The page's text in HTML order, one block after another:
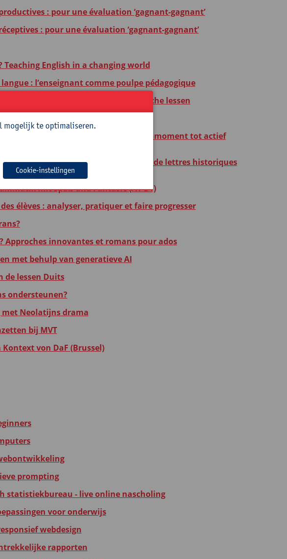
: pour une évaluation ‘gagnant-gagnant’
: pour une évaluation ‘gagnant-gagnant’
Teaching English in a changing world
: l’enseignant comme poulpe pédagogique
creatieve werkvormen voor dynamische lessen
kennisclip in je taalles: van popcornmoment tot actief
les différentes compétences : de lettres historiques
mit Spaß und Fantasie (A1-B1)
élèves : analyser, pratiquer et faire progresser
Approches innovantes et romans pour ados
met behulp van generatieve AI
de lessen Duits
ondersteunen?
met Neolatijns drama
bij MVT
von DaF (Brussel)
prompting
statistiekbureau - live online nascholing
voor onderwijs
webdesign
rapporten
mogelijk te optimaliseren.
Cookie-instellingen